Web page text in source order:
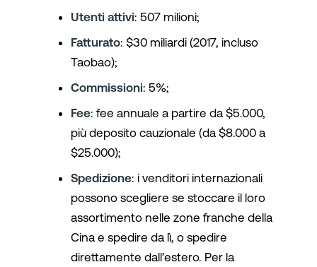
Utenti attivi: 507 milioni;
Fatturato: $30 miliardi (2017, incluso
Taobao);
Commissioni: 5%;
Fee: fee annuale a partire da $5.000,
più deposito cauzionale (da $8.000 a
$25.000);
Spedizione: i venditori internazionali
possono scegliere se stoccare il loro
assortimento nelle zone franche della
Cina e spedire da lì, o spedire
direttamente dall’estero. Per la